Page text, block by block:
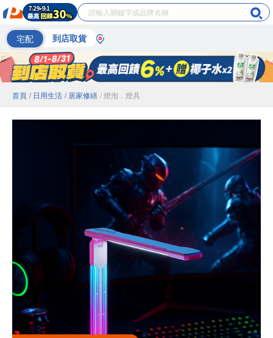
宅配 到店取貨
首頁 / 日用生活 / 居家修繕 / 燈泡．燈具